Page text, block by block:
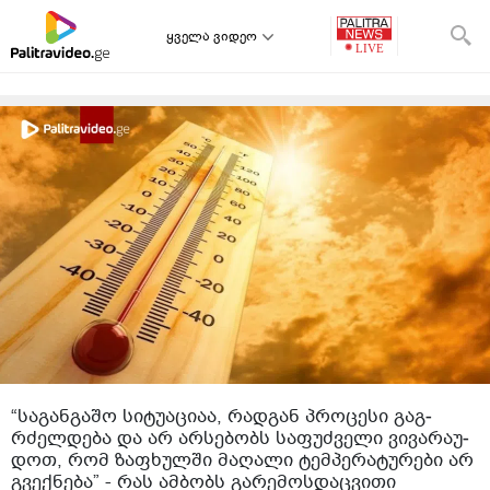
ყველა ვიდეო
“სა­გან­გა­შო სი­ტუ­ა­ცი­აა, რად­გან პრო­ცე­სი გაგ­
რძელ­დე­ბა და არ არ­სე­ბობს სა­ფუძ­ვე­ლი ვი­ვა­რა­უ­
დოთ, რომ ზა­ფხულ­ში მა­ღა­ლი ტემ­პე­რა­ტუ­რე­ბი არ
გვექ­ნე­ბა” - რას ამბობს გარემოსდაცვითი